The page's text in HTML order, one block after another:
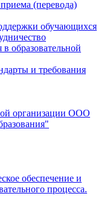
(перевода)
обучающихся
образовательной
и требования
организации ООО
обеспечение и
процесса.